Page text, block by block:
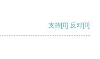
支持[0] 反对[0]